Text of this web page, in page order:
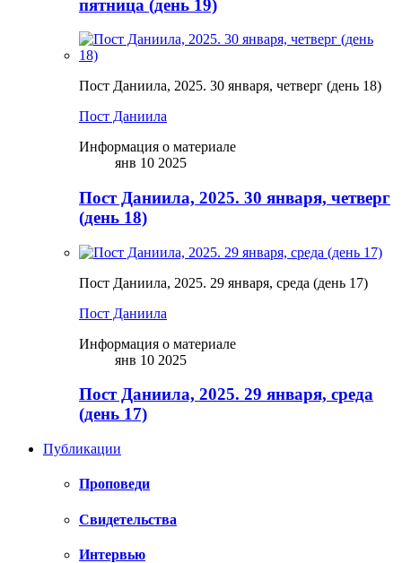
пятница (день 19)
Пост Даниила, 2025. 30 января, четверг (день 18)
Пост Даниила
Информация о материале
янв 10 2025
Пост Даниила, 2025. 30 января, четверг
(день 18)
Пост Даниила, 2025. 29 января, среда (день 17)
Пост Даниила
Информация о материале
янв 10 2025
Пост Даниила, 2025. 29 января, среда
(день 17)
Публикации
Проповеди
Свидетельства
Интервью